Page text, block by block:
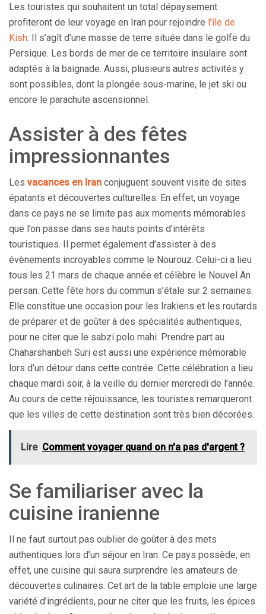
Les touristes qui souhaitent un total dépaysement
profiteront de leur voyage en Iran pour rejoindre l’île de
Kish. Il s’agît d’une masse de terre située dans le golfe du
Persique. Les bords de mer de ce territoire insulaire sont
adaptés à la baignade. Aussi, plusieurs autres activités y
sont possibles, dont la plongée sous-marine, le jet ski ou
encore le parachute ascensionnel.
Assister à des fêtes
impressionnantes
Les vacances en Iran conjuguent souvent visite de sites
épatants et découvertes culturelles. En effet, un voyage
dans ce pays ne se limite pas aux moments mémorables
que l’on passe dans ses hauts points d’intérêts
touristiques. Il permet également d’assister à des
évènements incroyables comme le Nourouz. Celui-ci a lieu
tous les 21 mars de chaque année et célèbre le Nouvel An
persan. Cette fête hors du commun s’étale sur 2 semaines.
Elle constitue une occasion pour les Irakiens et les routards
de préparer et de goûter à des spécialités authentiques,
pour ne citer que le sabzi polo mahi. Prendre part au
Chaharshanbeh Suri est aussi une expérience mémorable
lors d’un détour dans cette contrée. Cette célébration a lieu
chaque mardi soir, à la veille du dernier mercredi de l’année.
Au cours de cette réjouissance, les touristes remarqueront
que les villes de cette destination sont très bien décorées.
Lire Comment voyager quand on n'a pas d'argent ?
Se familiariser avec la
cuisine iranienne
Il ne faut surtout pas oublier de goûter à des mets
authentiques lors d’un séjour en Iran. Ce pays possède, en
effet, une cuisine qui saura surprendre les amateurs de
découvertes culinaires. Cet art de la table emploie une large
variété d’ingrédients, pour ne citer que les fruits, les épices